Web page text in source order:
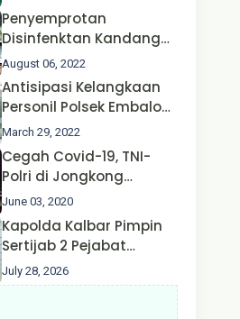
Penyemprotan
Disinfenktan Kandang
Ternak Kambing warga
Oleh Satgas Ops Aman
Nusa II Polda Kalbar*
August 06, 2022
Antisipasi Kelangkaan
Personil Polsek Embaloh
Hulu Gencar Lakukan
Pengecekan Oksigen
March 29, 2022
Cegah Covid-19, TNI-
Polri di Jongkong
Himbau Masyarakat
Jangan Kumpul Hinga
Larut Malam.
June 03, 2020
Kapolda Kalbar Pimpin
Sertijab 2 Pejabat
Utama dan 7 Kapolres,
AKBP Wisnu Perdana
July 28, 2026